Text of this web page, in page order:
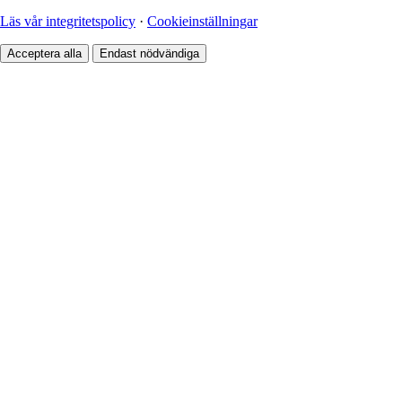
Läs vår integritetspolicy · Cookieinställningar
Acceptera alla Endast nödvändiga